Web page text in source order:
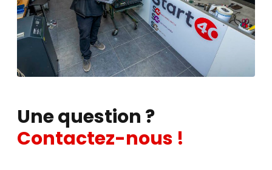
Une question ?
Contactez-nous !